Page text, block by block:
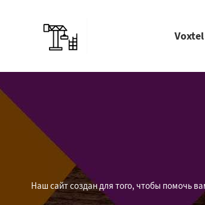
Voxtel
Наш сайт создан для того, чтобы помочь